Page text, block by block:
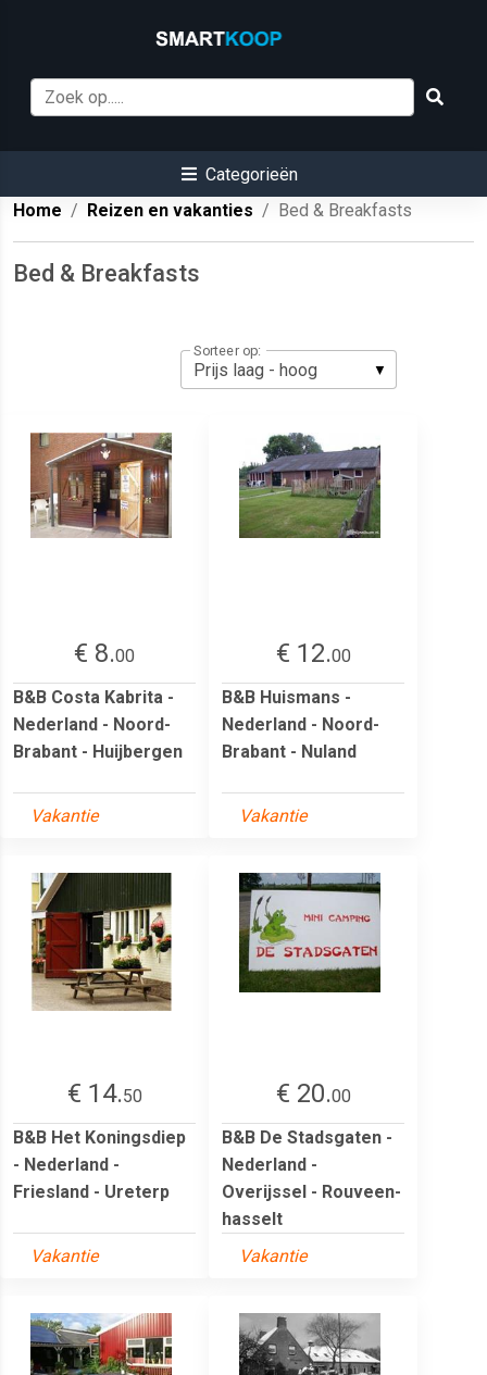
Categorieën
Home
Reizen en vakanties Bed & Breakfasts
Bed & Breakfasts
Sorteer op:
€ 8.00
B&B Costa Kabrita -
Nederland - Noord-
Brabant - Huijbergen
Vakantie
€ 12.00
B&B Huismans -
Nederland - Noord-
Brabant - Nuland
Vakantie
€ 14.50
B&B Het Koningsdiep
- Nederland -
Friesland - Ureterp
Vakantie
€ 20.00
B&B De Stadsgaten -
Nederland -
Overijssel - Rouveen-
hasselt
Vakantie